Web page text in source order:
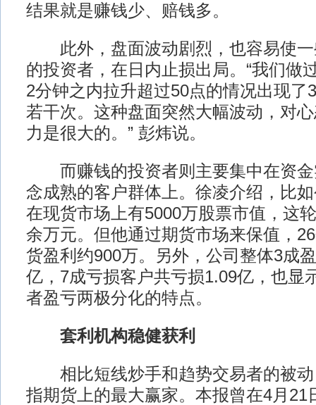
结果就是赚钱少、赔钱多。
此外，盘面波动剧烈，也容易使一
的投资者，在日内止损出局。“我们做
2分钟之内拉升超过50点的情况出现了
若干次。这种盘面突然大幅波动，对
力是很大的。” 彭炜说。
而赚钱的投资者则主要集中在资金
念成熟的客户群体上。徐凌介绍，比
在现货市场上有5000万股票市值，这
余万元。但他通过期货市场来保值，
货盈利约900万。另外，公司整体3成
亿，7成亏损客户共亏损1.09亿，也显
者盈亏两极分化的特点。
套利机构稳健获利
相比短线炒手和趋势交易者的被动
指期货上的最大赢家。本报曾在4月21